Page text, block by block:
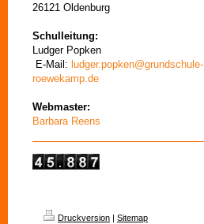
26121 Oldenburg
Schulleitung:
Ludger Popken
E-Mail: ludger.popken@grundschule-
roewekamp.de
Webmaster:
Barbara Reens
Druckversion | Sitemap